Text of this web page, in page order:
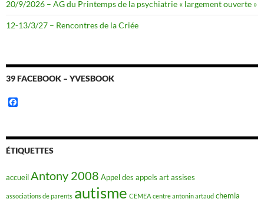
20/9/2026 – AG du Printemps de la psychiatrie « largement ouverte »
12-13/3/27 – Rencontres de la Criée
39 FACEBOOK – YVESBOOK
b
o
o
ÉTIQUETTES
accueilAntony 2008 Appel des appels artassises
associations de parents autisme CEMEA centre antonin artaud chemla